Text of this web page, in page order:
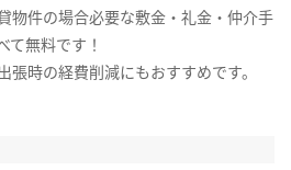
物件の場合必要な敷金・礼金・仲介手
て無料です！
張時の経費削減にもおすすめです。